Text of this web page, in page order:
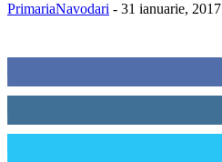
PrimariaNavodari - 31 ianuarie, 2017